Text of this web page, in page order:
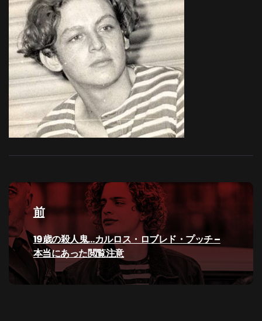
投
稿
ナ
ビ
前
過
去
の
投
19歳の殺人鬼…カルロス・ロブレド・プッチ –
本当にあった閲覧注意